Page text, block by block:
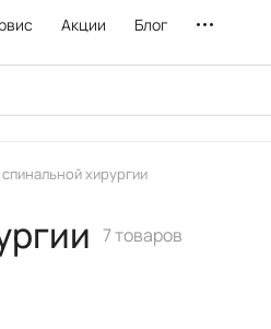
Акции Блог
хирургии
7 товаров